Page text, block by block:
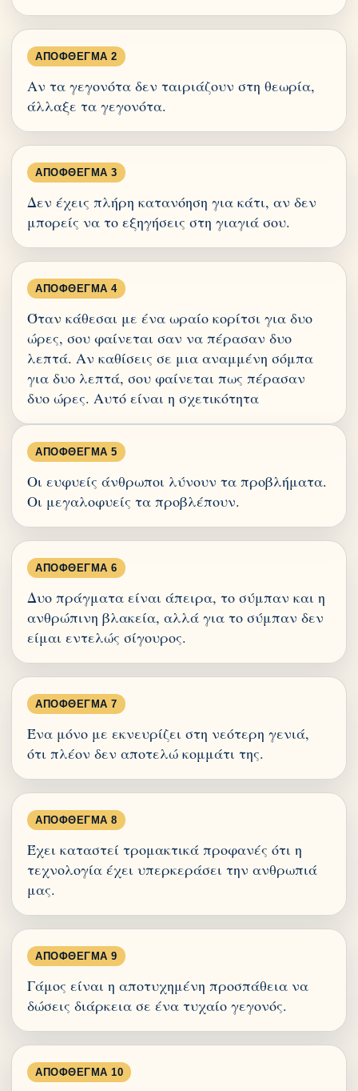
ΑΠΌΦΘΕΓΜΑ 2
Αν τα γεγονότα δεν ταιριάζουν στη θεωρία,
άλλαξε τα γεγονότα.
ΑΠΌΦΘΕΓΜΑ 3
Δεν έχεις πλήρη κατανόηση για κάτι, αν δεν
μπορείς να το εξηγήσεις στη γιαγιά σου.
ΑΠΌΦΘΕΓΜΑ 4
Όταν κάθεσαι με ένα ωραίο κορίτσι για δυο
ώρες, σου φαίνεται σαν να πέρασαν δυο
λεπτά. Αν καθίσεις σε μια αναμμένη σόμπα
για δυο λεπτά, σου φαίνεται πως πέρασαν
δυο ώρες. Αυτό είναι η σχετικότητα
ΑΠΌΦΘΕΓΜΑ 5
Οι ευφυείς άνθρωποι λύνουν τα προβλήματα.
Οι μεγαλοφυείς τα προβλέπουν.
ΑΠΌΦΘΕΓΜΑ 6
Δυο πράγματα είναι άπειρα, το σύμπαν και η
ανθρώπινη βλακεία, αλλά για το σύμπαν δεν
είμαι εντελώς σίγουρος.
ΑΠΌΦΘΕΓΜΑ 7
Ένα μόνο με εκνευρίζει στη νεότερη γενιά,
ότι πλέον δεν αποτελώ κομμάτι της.
ΑΠΌΦΘΕΓΜΑ 8
Έχει καταστεί τρομακτικά προφανές ότι η
τεχνολογία έχει υπερκεράσει την ανθρωπιά
μας.
ΑΠΌΦΘΕΓΜΑ 9
Γάμος είναι η αποτυχημένη προσπάθεια να
δώσεις διάρκεια σε ένα τυχαίο γεγονός.
ΑΠΌΦΘΕΓΜΑ 10